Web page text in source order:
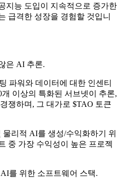
지능 도입이 지속적으로 증가한
급격한 성장을 경험할 것입니
은 AI 추론.
파워와 데이터에 대한 인센티
이상의 특화된 서브넷이 추론,
쟁하며, 그 대가로 $TAO 토큰
물리적 AI를 생성/수익화하기 위
중 가장 수익성이 높은 프로젝
를 위한 소프트웨어 스택.